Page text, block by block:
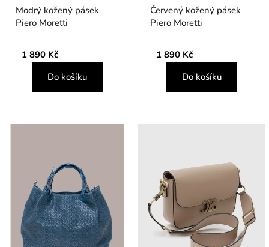
Modrý kožený pásek
Piero Moretti
1 890 Kč
Do košíku
Červený kožený pásek
Piero Moretti
1 890 Kč
Do košíku